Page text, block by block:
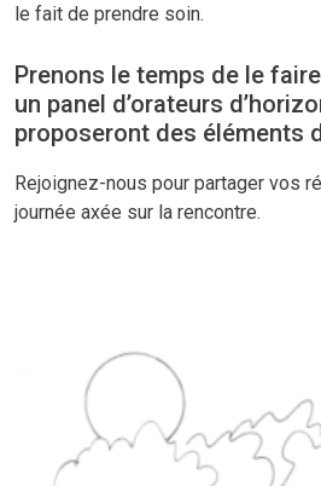
le fait de prendre soin.
Prenons le temps de le
un panel d’orateurs
proposeront des éléments
Rejoignez-nous pour partager vos
journée axée sur la rencontre.